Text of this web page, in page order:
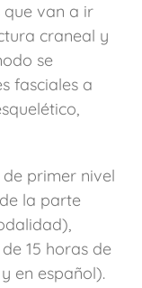
que van a ir
craneal y
se
fasciales a
de primer nivel
la parte
15 horas de
en español).